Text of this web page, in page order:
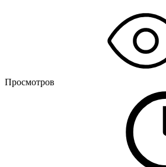
Просмотров